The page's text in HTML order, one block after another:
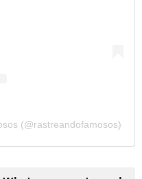
(@rastreandofamosos)